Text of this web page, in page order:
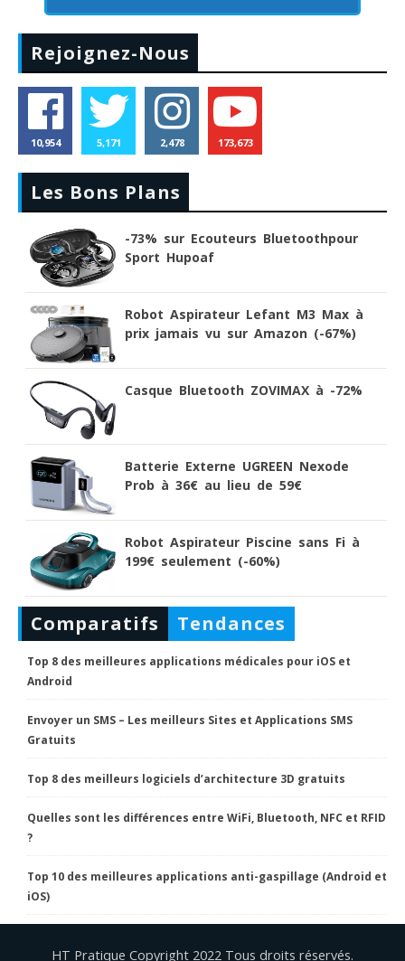
Rejoignez-Nous
10,954 5,171 2,478 173,673
Les Bons Plans
-73% sur Ecouteurs Bluetoothpour
Sport Hupoaf
Robot Aspirateur Lefant M3 Max à
prix jamais vu sur Amazon (-67%)
Casque Bluetooth ZOVIMAX à -72%
Batterie Externe UGREEN Nexode
Prob à 36€ au lieu de 59€
Robot Aspirateur Piscine sans Fi à
199€ seulement (-60%)
Comparatifs Tendances
Top 8 des meilleures applications médicales pour iOS et
Android
Envoyer un SMS – Les meilleurs Sites et Applications SMS
Gratuits
Top 8 des meilleurs logiciels d’architecture 3D gratuits
Quelles sont les différences entre WiFi, Bluetooth, NFC et RFID
?
Top 10 des meilleures applications anti-gaspillage (Android et
iOS)
HT Pratique Copyright 2022 Tous droits réservés.